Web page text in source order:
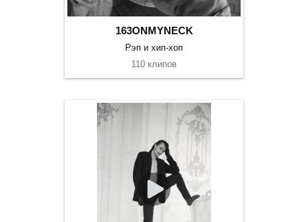
163ONMYNECK
Рэп и хип-хоп
110 клипов